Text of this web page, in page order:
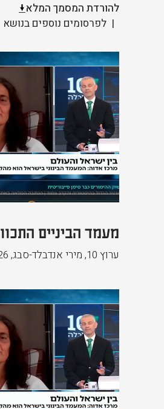
להורדת המסמך המלא
לפרסומים נוספים בנושא
מעמד הביניים
ערוץ 10, מירי אנדבלד-סבג ,